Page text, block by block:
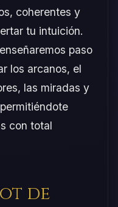
coherentes y
tu intuición.
paso
los arcanos, el
las miradas y
con total
de